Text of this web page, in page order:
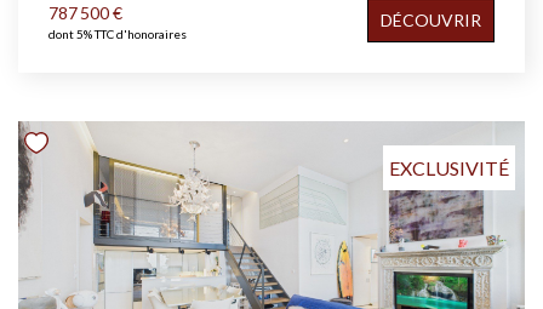
787 500 €
dont 5% TTC d'honoraires
DÉCOUVRIR
EXCLUSIVITÉ